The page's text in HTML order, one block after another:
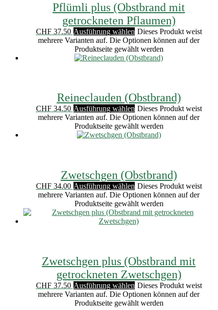
Pflümli plus (Obstbrand mit
getrockneten Pflaumen)
CHF37.50 Ausführung wählen Dieses Produkt weist
mehrere Varianten auf. Die Optionen können auf der
Produktseite gewählt werden
Reineclauden (Obstbrand)
CHF34.50 Ausführung wählen Dieses Produkt weist
mehrere Varianten auf. Die Optionen können auf der
Produktseite gewählt werden
Zwetschgen (Obstbrand)
CHF34.00 Ausführung wählen Dieses Produkt weist
mehrere Varianten auf. Die Optionen können auf der
Produktseite gewählt werden
Zwetschgen plus (Obstbrand mit
getrockneten Zwetschgen)
CHF37.50 Ausführung wählen Dieses Produkt weist
mehrere Varianten auf. Die Optionen können auf der
Produktseite gewählt werden